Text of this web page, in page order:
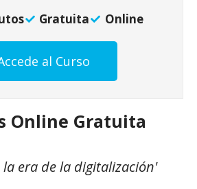
Gratuita Online
al Curso
Online Gratuita
la era de la digitalización'